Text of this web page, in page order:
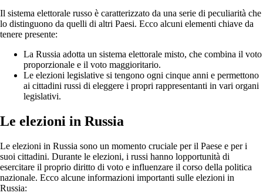
Il sistema elettorale russo è caratterizzato da una serie di peculiarità che
lo distinguono da quelli di altri Paesi. Ecco alcuni elementi chiave da
tenere presente:
La Russia adotta un sistema elettorale misto, che combina il voto
proporzionale e il voto maggioritario.
Le elezioni legislative si tengono ogni cinque anni e permettono
ai cittadini russi di eleggere i propri rappresentanti in vari organi
legislativi.
Le elezioni in Russia
Le elezioni in Russia sono un momento cruciale per il Paese e per i
suoi cittadini. Durante le elezioni, i russi hanno lopportunità di
esercitare il proprio diritto di voto e influenzare il corso della politica
nazionale. Ecco alcune informazioni importanti sulle elezioni in
Russia: